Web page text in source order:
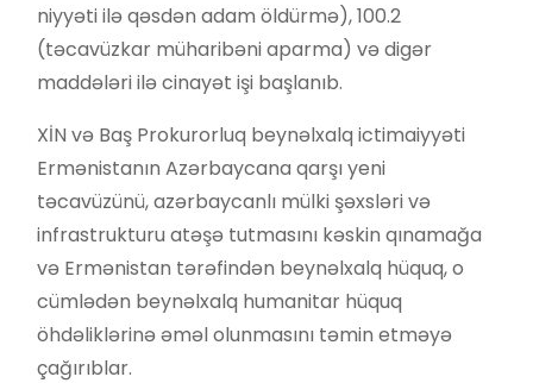
niyyəti ilə qəsdən adam öldürmə), 100.2
(təcavüzkar müharibəni aparma) və digər
maddələri ilə cinayət işi başlanıb.
XİN və Baş Prokurorluq beynəlxalq ictimaiyyəti
Ermənistanın Azərbaycana qarşı yeni
təcavüzünü, azərbaycanlı mülki şəxsləri və
infrastrukturu atəşə tutmasını kəskin qınamağa
və Ermənistan tərəfindən beynəlxalq hüquq, o
cümlədən beynəlxalq humanitar hüquq
öhdəliklərinə əməl olunmasını təmin etməyə
çağırıblar.